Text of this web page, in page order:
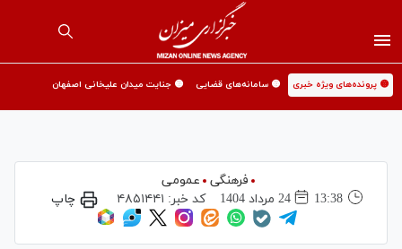
🟡 پرونده‌های ویژه خبری 🟡 سامانه‌های قضایی 🟡 جنایت میدان علیخانی اصفهان
فرهنگی
عمومی
13:38
24 مرداد 1404 کد خبر: ۴۸۵۱۴۴۱ چاپ